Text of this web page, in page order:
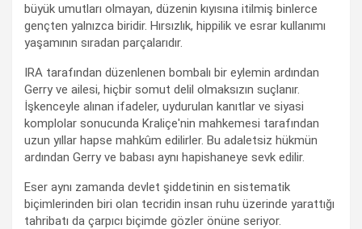
büyük umutları olmayan, düzenin kıyısına itilmiş binlerce
gençten yalnızca biridir. Hırsızlık, hippilik ve esrar kullanımı
yaşamının sıradan parçalarıdır.
IRA tarafından düzenlenen bombalı bir eylemin ardından
Gerry ve ailesi, hiçbir somut delil olmaksızın suçlanır.
İşkenceyle alınan ifadeler, uydurulan kanıtlar ve siyasi
komplolar sonucunda Kraliçe'nin mahkemesi tarafından
uzun yıllar hapse mahkûm edilirler. Bu adaletsiz hükmün
ardından Gerry ve babası aynı hapishaneye sevk edilir.
Eser aynı zamanda devlet şiddetinin en sistematik
biçimlerinden biri olan tecridin insan ruhu üzerinde yarattığı
tahribatı da çarpıcı biçimde gözler önüne seriyor.